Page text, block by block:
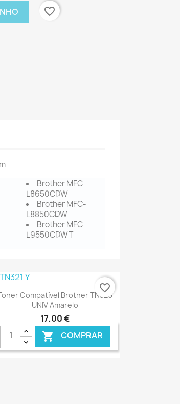
favorite_border
Brother MFC-
L8650CDW
Brother MFC-
L8850CDW
Brother MFC-
L9550CDWT
Ver+
Compatível Brother TN326
UNIV Amarelo
17,00 €
 COMPRAR
favorite_border